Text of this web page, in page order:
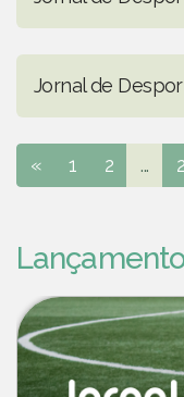
Jornal de
« 1 2 ...